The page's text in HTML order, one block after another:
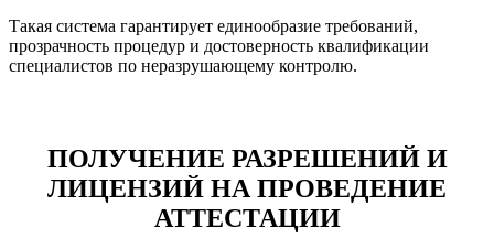
Такая система гарантирует единообразие требований,
прозрачность процедур и достоверность квалификации
специалистов по неразрушающему контролю.
ПОЛУЧЕНИЕ РАЗРЕШЕНИЙ И
ЛИЦЕНЗИЙ НА ПРОВЕДЕНИЕ
АТТЕСТАЦИИ